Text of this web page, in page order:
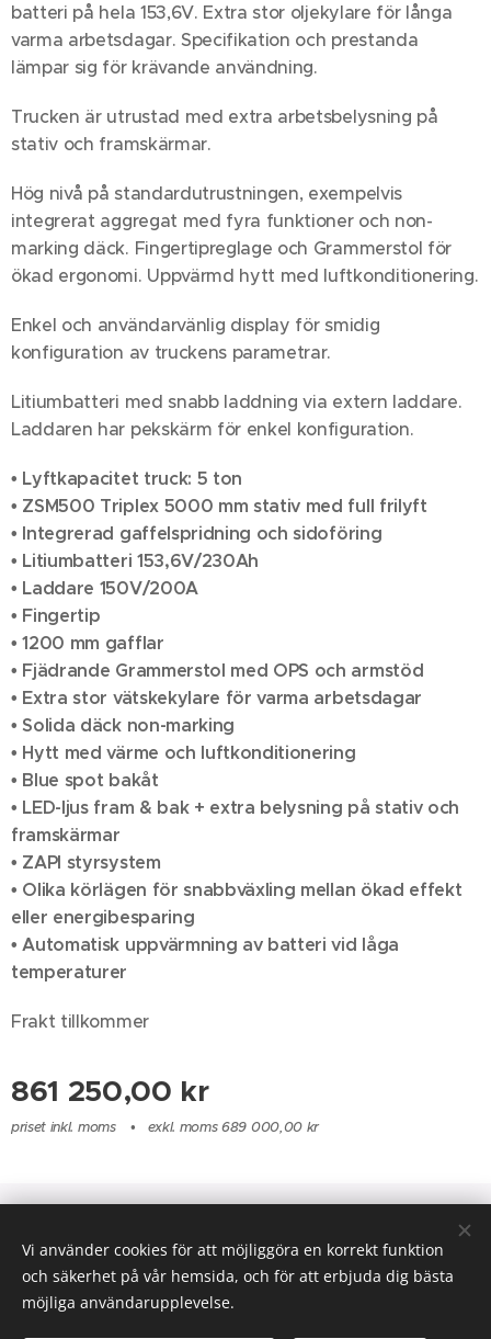
batteri på hela 153,6V. Extra stor oljekylare för långa
varma arbetsdagar. Specifikation och prestanda
lämpar sig för krävande användning.
Trucken är utrustad med extra arbetsbelysning på
stativ och framskärmar.
Hög nivå på standardutrustningen, exempelvis
integrerat aggregat med fyra funktioner och non-
marking däck. Fingertipreglage och Grammerstol för
ökad ergonomi. Uppvärmd hytt med luftkonditionering.
Enkel och användarvänlig display för smidig
konfiguration av truckens parametrar.
Litiumbatteri med snabb laddning via extern laddare.
Laddaren har pekskärm för enkel konfiguration.
• Lyftkapacitet truck: 5 ton
• ZSM500 Triplex 5000 mm stativ med full frilyft
• Integrerad gaffelspridning och sidoföring
• Litiumbatteri 153,6V/230Ah
• Laddare 150V/200A
• Fingertip
• 1200 mm gafflar
• Fjädrande Grammerstol med OPS och armstöd
• Extra stor vätskekylare för varma arbetsdagar
• Solida däck non-marking
• Hytt med värme och luftkonditionering
• Blue spot bakåt
• LED-ljus fram & bak + extra belysning på stativ och
framskärmar
• ZAPI styrsystem
• Olika körlägen för snabbväxling mellan ökad effekt
eller energibesparing
• Automatisk uppvärmning av batteri vid låga
temperaturer
Frakt tillkommer
861 250,00 kr
priset inkl. moms exkl. moms 689 000,00 kr
Skapad med Webnode Cookies
Vi använder cookies för att möjliggöra en korrekt funktion
och säkerhet på vår hemsida, och för att erbjuda dig bästa
möjliga användarupplevelse.